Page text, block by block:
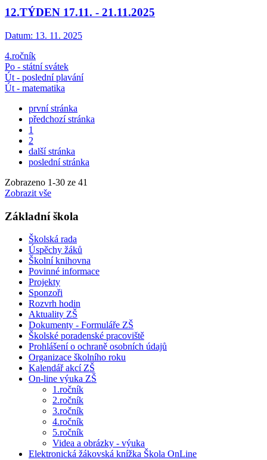
12.TÝDEN 17.11. - 21.11.2025
Datum: 13. 11. 2025
4.ročník
Po - státní svátek
Út - poslední plavání
Út - matematika
první stránka
předchozí stránka
1
2
další stránka
poslední stránka
Zobrazeno 1-30 ze 41
Zobrazit vše
Základní škola
Školská rada
Úspěchy žáků
Školní knihovna
Povinné informace
Projekty
Sponzoři
Rozvrh hodin
Aktuality ZŠ
Dokumenty - Formuláře ZŠ
Školské poradenské pracoviště
Prohlášení o ochraně osobních údajů
Organizace školního roku
Kalendář akcí ZŠ
On-line výuka ZŠ
1.ročník
2.ročník
3.ročník
4.ročník
5.ročník
Videa a obrázky - výuka
Elektronická žákovská knížka Škola OnLine